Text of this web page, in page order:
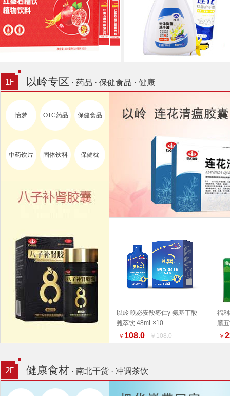
以岭专区 · 药品 · 保健食品 · 健康
怡梦 OTC药品 保健食品
中药饮片 固体饮料 保健枕
以岭 晚必安酸枣仁γ-氨基丁酸
甄萃饮 48mL×10
￥ 108.0 ￥108.0
福
膳
产
为
￥
健康食材 · 南北干货 · 冲调茶饮